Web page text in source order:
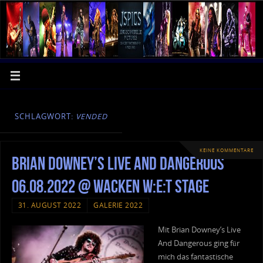
SCHLAGWORT: VENDED
KEINE KOMMENTARE
Brian Downey’s Live And Dangerous
06.08.2022 @ Wacken W:E:T Stage
31. AUGUST 2022 GALERIE 2022
Mit Brian Downey’s Live
And Dangerous ging für
mich das fantastische